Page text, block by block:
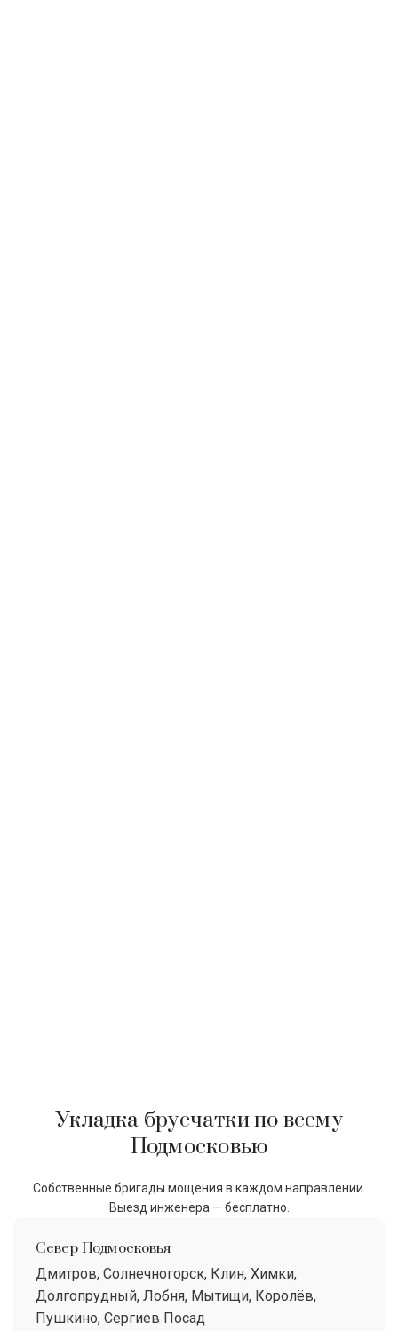
Укладка брусчатки по всему
Подмосковью
Собственные бригады мощения в каждом направлении.
Выезд инженера — бесплатно.
Север Подмосковья
Дмитров, Солнечногорск, Клин, Химки,
Долгопрудный, Лобня, Мытищи, Королёв,
Пушкино, Сергиев Посад